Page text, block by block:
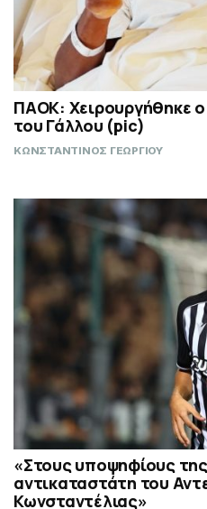
ΠΑΟΚ: Χειρουργήθηκε
του Γάλλου (pic)
ΚΩΝΣΤΑΝΤΙΝΟΣ ΓΕΩΡΓΙΟΥ
«Στους υποψηφίους
αντικαταστάτη του
Κωνσταντέλιας»